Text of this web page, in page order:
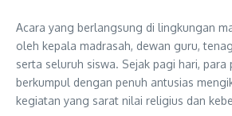
Acara yang berlangsung di lingkungan
oleh kepala madrasah, dewan guru,
serta seluruh siswa. Sejak pagi hari, para
berkumpul dengan penuh antusias
kegiatan yang sarat nilai religius dan